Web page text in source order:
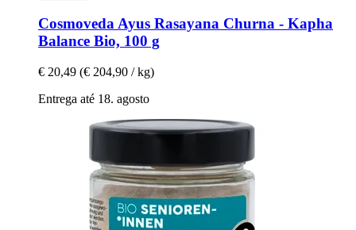
Cosmoveda Ayus Rasayana Churna -​ Kapha
Balance Bio, 100 g
€ 20,49 (€ 204,90 / kg)
Entrega até 18. agosto